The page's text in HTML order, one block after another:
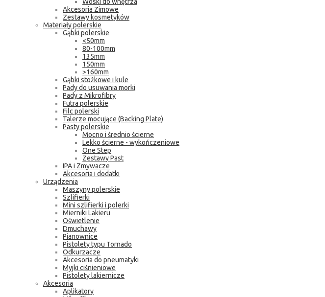
Akcesoria Zimowe
Zestawy kosmetyków
Materiały polerskie
Gąbki polerskie
<50mm
80-100mm
135mm
150mm
>160mm
Gąbki stożkowe i kule
Pady do usuwania morki
Pady z Mikrofibry
Futra polerskie
Filc polerski
Talerze mocujące (Backing Plate)
Pasty polerskie
Mocno i średnio ścierne
Lekko ścierne - wykończeniowe
One Step
Zestawy Past
IPA i Zmywacze
Akcesoria i dodatki
Urządzenia
Maszyny polerskie
Szlifierki
Mini szlifierki i polerki
Mierniki Lakieru
Oświetlenie
Dmuchawy
Pianownice
Pistolety typu Tornado
Odkurzacze
Akcesoria do pneumatyki
Myjki ciśnieniowe
Pistolety lakiernicze
Akcesoria
Aplikatory